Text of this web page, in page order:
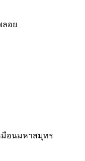
ลอย
มือนมหาสมุทร